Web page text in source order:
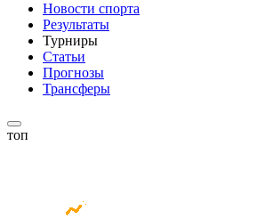
Новости спорта
Результаты
Турниры
Статьи
Прогнозы
Трансферы
топ